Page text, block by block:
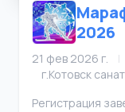
2026
21 фев 2026 г.
|
г.Котовск
Регистрация